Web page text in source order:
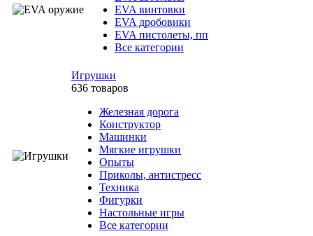
EVA винтовки
EVA дробовики
EVA пистолеты, пп
Все категории
Игрушки
636 товаров
Железная дорога
Конструктор
Машинки
Мягкие игрушки
Опыты
Приколы, антистресс
Техника
Фигурки
Настольные игры
Все категории